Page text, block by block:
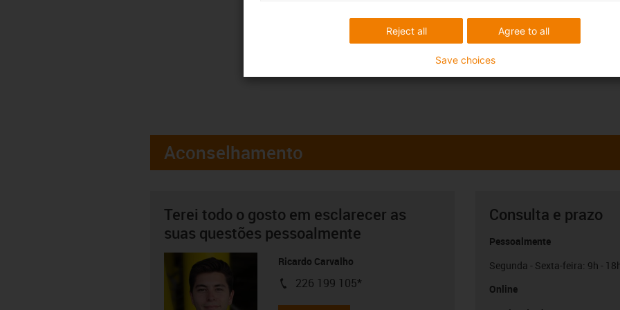
Aconselhamento
Terei todo o gosto em esclarecer as
suas questões pessoalmente
Ricardo Carvalho
igus-icon-phone
226 199 105*
Consulta e prazo
Pessoalmente
Segunda - Sexta-feira: 9h -
Online
Agree to all
Reject all
Save choices